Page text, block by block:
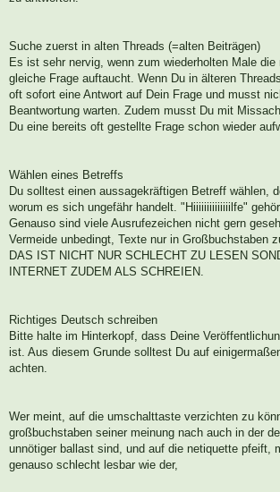
Suche zuerst in alten Threads (=alten Beiträgen)
Es ist sehr nervig, wenn zum wiederholten Male die
gleiche Frage auftaucht. Wenn Du in älteren
oft sofort eine Antwort auf Dein Frage und musst
Beantwortung warten. Zudem musst Du mit
Du eine bereits oft gestellte Frage schon wieder
Wählen eines Betreffs
Du solltest einen aussagekräftigen Betreff wählen,
worum es sich ungefähr handelt. "Hiiiiiiiiiiiiiilfe"
Genauso sind viele Ausrufezeichen nicht gern
Vermeide unbedingt, Texte nur in Großbuchstaben
DAS IST NICHT NUR SCHLECHT ZU LESEN
INTERNET ZUDEM ALS SCHREIEN.
Richtiges Deutsch schreiben
Bitte halte im Hinterkopf, dass Deine
ist. Aus diesem Grunde solltest Du auf
achten.
Wer meint, auf die umschalttaste verzichten zu
großbuchstaben seiner meinung nach auch in der
unnötiger ballast sind, und auf die netiquette pfeift,
genauso schlecht lesbar wie der,